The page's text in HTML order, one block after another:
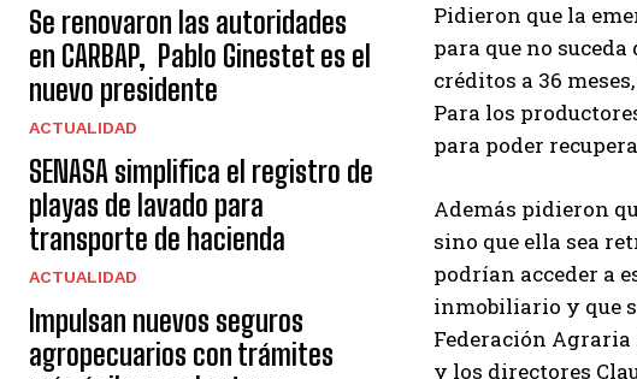
Leí y
Se renovaron las autoridades
en CARBAP, Pablo Ginestet es el
nuevo presidente
ACTUALIDAD
SENASA simplifica el registro de
playas de lavado para
transporte de hacienda
ACTUALIDAD
Impulsan nuevos seguros
agropecuarios con trámites
Pidieron que la
para que no
créditos a 36
Para los
para poder
Además pidieron
sino que ella sea
podrían acceder a
inmobiliario y que
Federación
y los directores